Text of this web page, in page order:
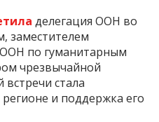
делегация ООН во
заместителем
ООН по гуманитарным
чрезвычайной
стала
и поддержка его